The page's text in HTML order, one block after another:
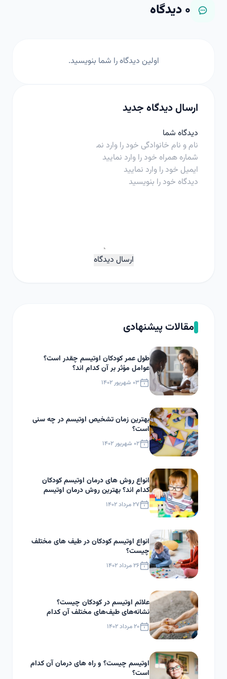
۰دیدگاه
اولین دیدگاه را شما بنویسید.
ارسال دیدگاه جدید
دیدگاه شما
ارسال دیدگاه
مقالات پیشنهادی
طول عمر کودکان اوتیسم چقدر است؟
عوامل مؤثر بر آن کدام اند؟
۰۳ شهریور ۱۴۰۲
بهترین زمان تشخیص اوتیسم در چه سنی
است؟
۰۲ شهریور ۱۴۰۲
انواع روش های درمان اوتیسم کودکان
کدام اند؟ بهترین روش درمان اوتیسم
چیست؟
۲۷ مرداد ۱۴۰۲
انواع اوتیسم کودکان در طیف های مختلف
چیست؟
۲۶ مرداد ۱۴۰۲
علائم اوتیسم در کودکان چیست؟
نشانه‌های طیف‌های مختلف آن کدام‌
است؟
۲۰ مرداد ۱۴۰۲
اوتیسم چیست؟ و راه های درمان آن کدام
است؟